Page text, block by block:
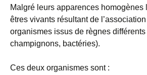
Malgré leurs apparences homogènes
êtres vivants résultant de
organismes issus de règnes
champignons, bactéries).
Ces deux organismes sont :